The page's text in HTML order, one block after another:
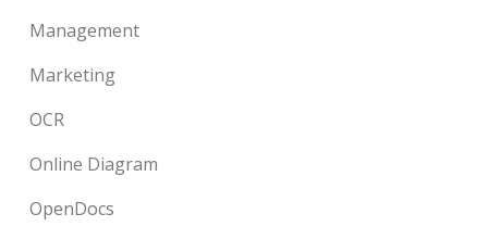
Management
Marketing
OCR
Online Diagram
OpenDocs